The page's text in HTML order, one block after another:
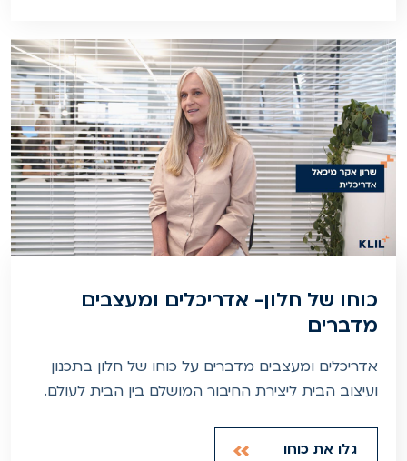
כוחו של חלון- אדריכלים ומעצבים
מדברים
אדריכלים ומעצבים מדברים על כוחו של חלון בתכנון
ועיצוב הבית ליצירת החיבור המושלם בין הבית לעולם.
גלו את כוחו